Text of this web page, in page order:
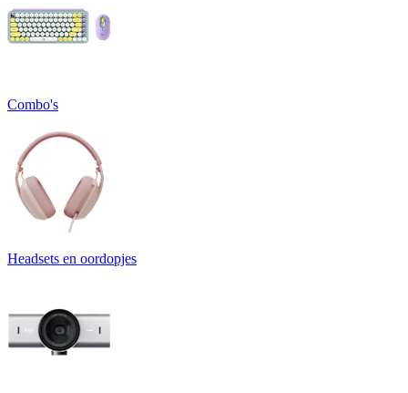
Combo's
Headsets en oordopjes